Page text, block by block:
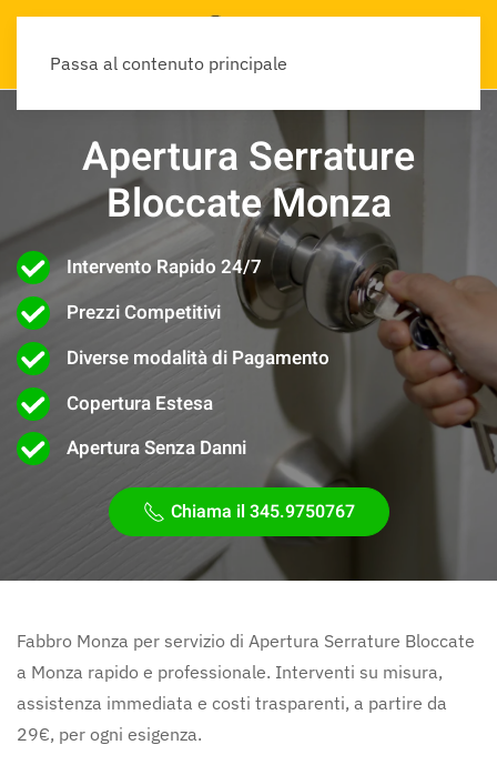
Passa al contenuto principale
Apertura Serrature
Bloccate Monza
Intervento Rapido 24/7
Prezzi Competitivi
Diverse modalità di Pagamento
Copertura Estesa
Apertura Senza Danni
Chiama il 345.9750767
Fabbro Monza per servizio di Apertura Serrature Bloccate
a Monza rapido e professionale. Interventi su misura,
assistenza immediata e costi trasparenti, a partire da
29€, per ogni esigenza.